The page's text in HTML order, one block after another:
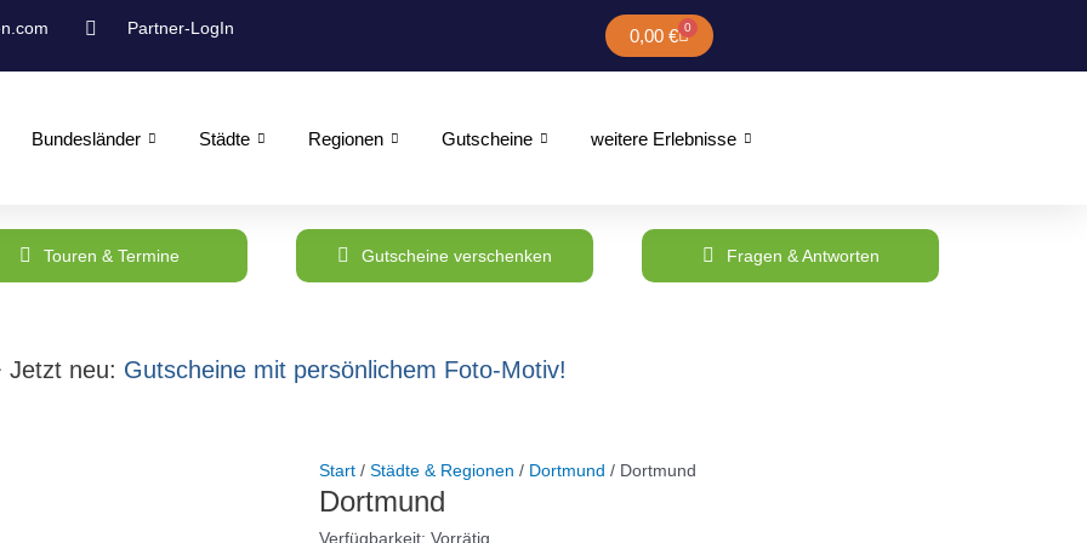
Partner-LogIn 0,00 € 0
Warenkorb
Bundesländer Städte Regionen Gutscheine weitere Erlebnisse
Touren & Termine Gutscheine verschenken Fragen & Antworten
Jetzt neu: Gutscheine mit persönlichem Foto-Motiv!
Start/ Städte & Regionen / Dortmund / Dortmund
Dortmund
Verfügbarkeit: Vorrätig